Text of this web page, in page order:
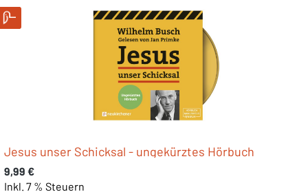
Jesus unser Schicksal - ungekürztes Hörbuch
Regulärer Preis:
9,99 €
Inkl. 7 % Steuern